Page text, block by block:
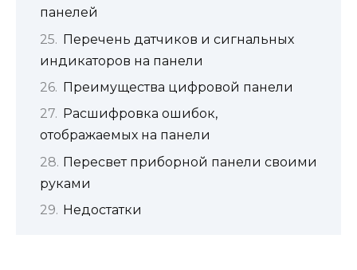
панелей
Перечень датчиков и сигнальных
индикаторов на панели
Преимущества цифровой панели
Расшифровка ошибок,
отображаемых на панели
Пересвет приборной панели своими
руками
Недостатки